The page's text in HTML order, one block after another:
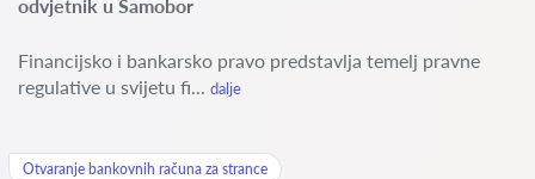
odvjetnik u Samobor
Financijsko i bankarsko pravo predstavlja temelj pravne
regulative u svijetu fi... dalje
Otvaranje bankovnih računa za strance